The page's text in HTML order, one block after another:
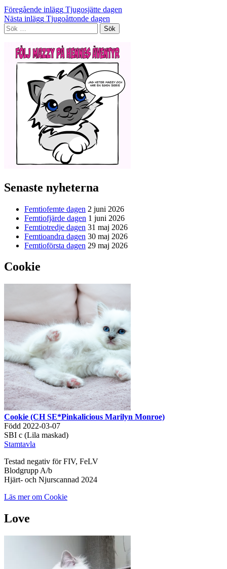
Inläggsnavigering
Föregående inlägg Tjugosjätte dagen
Nästa inlägg Tjugoåttonde dagen
Sök
efter:
Senaste nyheterna
Femtiofemte dagen 2 juni 2026
Femtiofjärde dagen 1 juni 2026
Femtiotredje dagen 31 maj 2026
Femtioandra dagen 30 maj 2026
Femtioförsta dagen 29 maj 2026
Cookie
Cookie (CH SE*Pinkalicious Marilyn Monroe)
Född 2022-03-07
SBI c (Lila maskad)
Stamtavla
Testad negativ för FIV, FeLV
Blodgrupp A/b
Hjärt- och Njurscannad 2024
Läs mer om Cookie
Love